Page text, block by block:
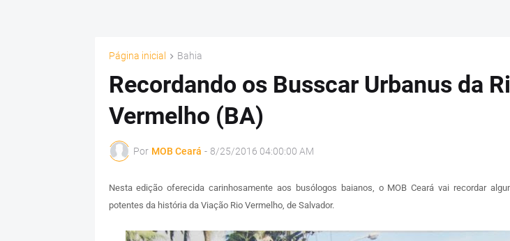
Página inicial Bahia
Recordando os Busscar Urbanus da
Vermelho (BA)
Por MOB Ceará - 8/25/2016 04:00:00 AM
Nesta edição oferecida carinhosamente aos busólogos baianos, o MOB Ceará vai recordar
potentes da história da Viação Rio Vermelho, de Salvador.